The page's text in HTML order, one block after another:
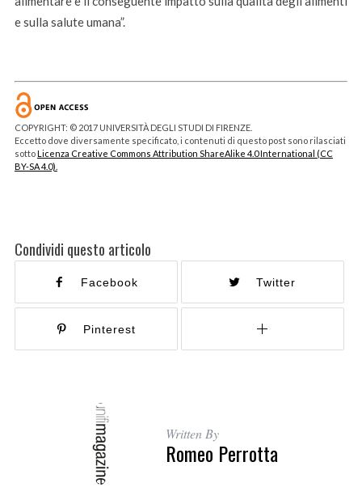
e sulla salute umana”.
COPYRIGHT: © 2017 UNIVERSITÀ DEGLI STUDI DI FIRENZE.
Eccetto dove diversamente specificato, i contenuti di questo post sono rilasciati
sottoLicenza Creative Commons Attribution ShareAlike 4.0 International (CC
BY-SA 4.0).
Condividi questo articolo
Facebook Twitter
Pinterest
Written By
Romeo Perrotta